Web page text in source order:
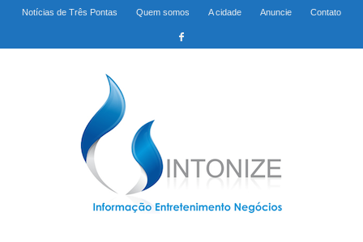
Notícias de Três Pontas Quem somos A cidade Anuncie Contato